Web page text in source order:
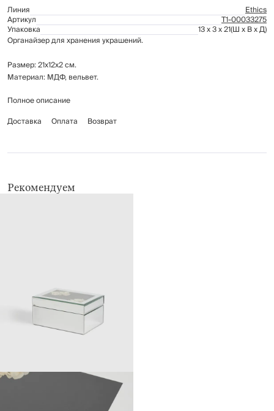
Линия
Ethics
Артикул Т1-00033275
Упаковка 13 x 3 x 21(Ш x В x Д)
Органайзер для хранения украшений.
Размер: 21х12х2 см.
Материал: МДФ, вельвет.
Рекомендуется сухая чистка. Беречь от механических повреждений.
Полное описание
Доставка
Оплата Возврат
Рекомендуем